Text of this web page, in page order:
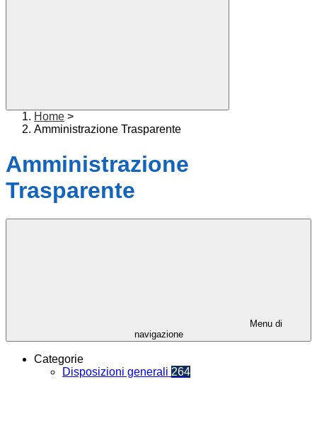
Home >
Amministrazione Trasparente
Amministrazione
Trasparente
Menu di
navigazione
Categorie
Disposizioni generali 264